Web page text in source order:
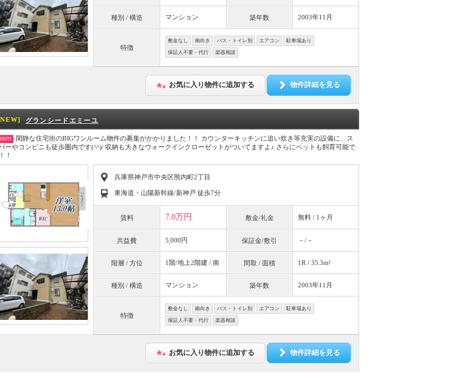
種別 / 構造 マンション 築年数 2003年11月
特徴
敷金なし 南向き バス・トイレ別 エアコン 駐車場あり
保証人不要・代行 楽器相談
お気に入り物件に追加する 物件詳細を見る
グランシードエミーユ
閑静な住宅街のBIGワンルーム物件の募集がかかりました！！ カウンターキッチンに追い炊き等充実の設備に、ス
ーやコンビニも徒歩圏内です(^^)/ 収納も大きなウォークインクローゼットがついてますよ♪ さらにペットも飼育可能で
！
兵庫県神戸市中央区熊内町2丁目
東海道・山陽新幹線/新神戸 徒歩7分
賃料 7.0万円 敷金/礼金 無料 / 1ヶ月
共益費 5,000円 保証金/敷引 －/－
階層 / 方位 1階/地上2階建 / 南 間取 / 面積 1R / 35.3m²
種別 / 構造 マンション 築年数 2003年11月
特徴
敷金なし 南向き バス・トイレ別 エアコン 駐車場あり
保証人不要・代行 楽器相談
お気に入り物件に追加する 物件詳細を見る